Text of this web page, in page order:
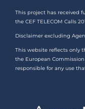
This project has received
the CEF TELECOM Calls
Disclaimer excluding
This website reflects only
the European
responsible for any use